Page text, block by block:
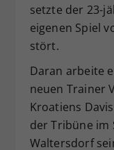
setzte der 23-
eigenen Spiel
stört.
Daran arbeite
neuen Trainer
Kroatiens
der Tribüne im
Waltersdorf